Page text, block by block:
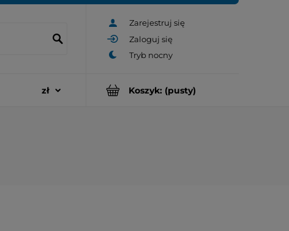
Zarejestruj się
Zaloguj się
Koszyk: (pusty)